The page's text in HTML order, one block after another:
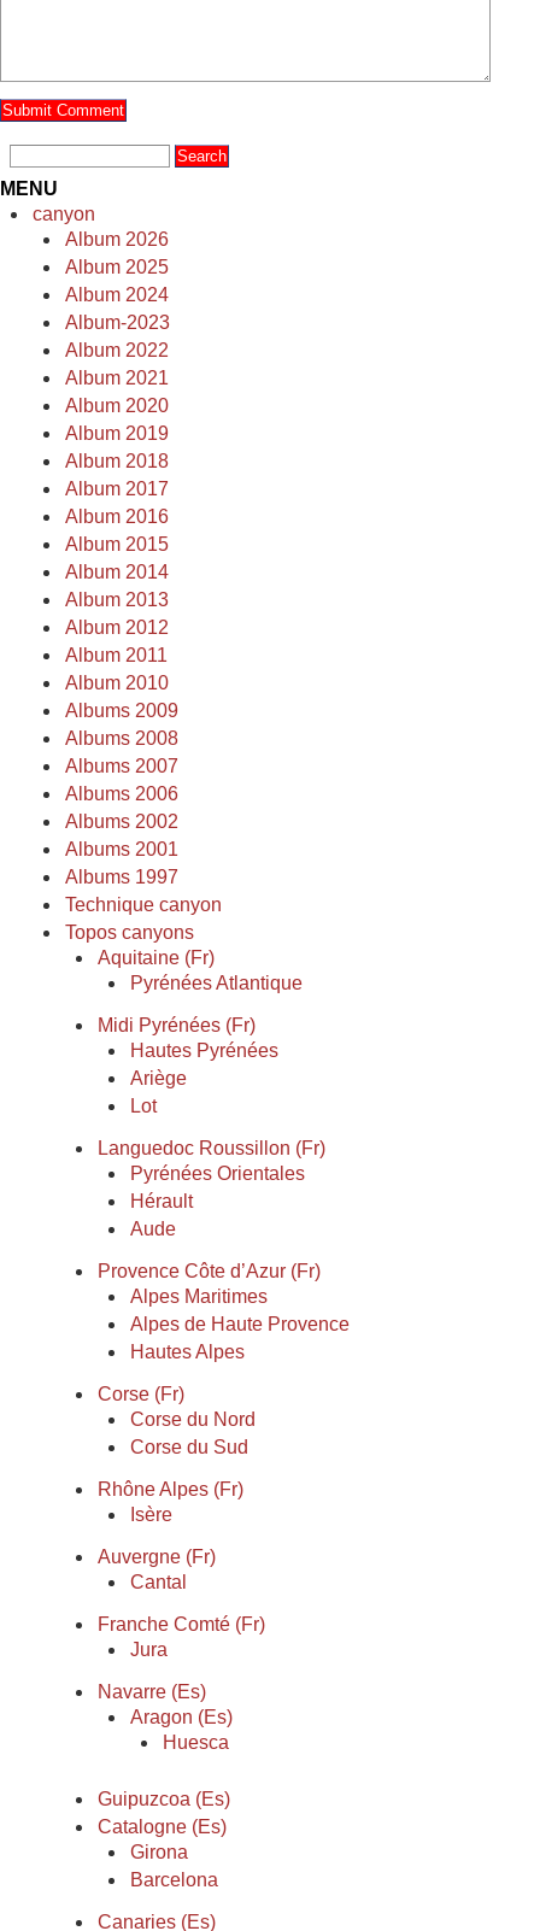
MENU
canyon
Album 2026
Album 2025
Album 2024
Album-2023
Album 2022
Album 2021
Album 2020
Album 2019
Album 2018
Album 2017
Album 2016
Album 2015
Album 2014
Album 2013
Album 2012
Album 2011
Album 2010
Albums 2009
Albums 2008
Albums 2007
Albums 2006
Albums 2002
Albums 2001
Albums 1997
Technique canyon
Topos canyons
Aquitaine (Fr)
Pyrénées Atlantique
Midi Pyrénées (Fr)
Hautes Pyrénées
Ariège
Lot
Languedoc Roussillon (Fr)
Pyrénées Orientales
Hérault
Aude
Provence Côte d’Azur (Fr)
Alpes Maritimes
Alpes de Haute Provence
Hautes Alpes
Corse (Fr)
Corse du Nord
Corse du Sud
Rhône Alpes (Fr)
Isère
Auvergne (Fr)
Cantal
Franche Comté (Fr)
Jura
Navarre (Es)
Aragon (Es)
Huesca
Guipuzcoa (Es)
Catalogne (Es)
Girona
Barcelona
Canaries (Es)